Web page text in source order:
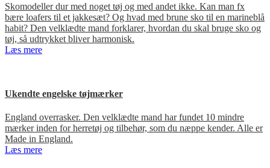
Skomodeller dur med noget tøj og med andet ikke. Kan man fx
bære loafers til et jakkesæt? Og hvad med brune sko til en marineblå
habit? Den velklædte mand forklarer, hvordan du skal bruge sko og
tøj, så udtrykket bliver harmonisk.
Læs mere
Ukendte engelske tøjmærker
England overrasker. Den velklædte mand har fundet 10 mindre
mærker inden for herretøj og tilbehør, som du næppe kender. Alle er
Made in England.
Læs mere